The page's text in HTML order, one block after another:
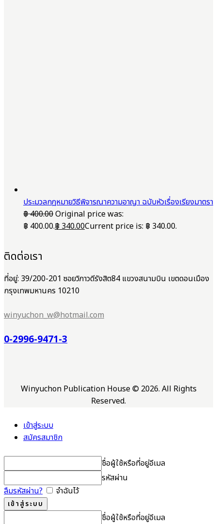
ประมวลกฎหมายวิธีพิจารณาความอาญา ฉบับหัวเรื่องเรียงมาตรา
฿400.00Original price was:
฿ 400.00.฿340.00Current price is: ฿ 340.00.
ติดต่อเรา
ที่อยู่: 39/200-201 ซอยวิภาวดีรังสิต84 แขวงสนามบิน เขตดอนเมือง
กรุงเทพมหานคร 10210
winyuchon_w@hotmail.com
0-2996-9471-3
Winyuchon Publication House © 2026. All Rights
Reserved.
เข้าสู่ระบบ
สมัครสมาชิก
ชื่อผู้ใช้หรือที่อยู่อีเมล
รหัสผ่าน
ลืมรหัสผ่าน?
จำฉันไว้
ชื่อผู้ใช้หรือที่อยู่อีเมล